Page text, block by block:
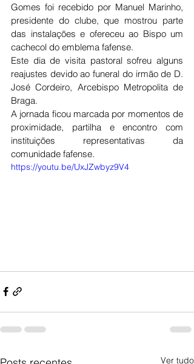
Gomes foi recebido por Manuel Marinho,
presidente do clube, que mostrou parte
das instalações e ofereceu ao Bispo um
cachecol do emblema fafense.
Este dia de visita pastoral sofreu alguns
reajustes devido ao funeral do irmão de D.
José Cordeiro, Arcebispo Metropolita de
Braga.
A jornada ficou marcada por momentos de
proximidade, partilha e encontro com
instituições representativas da
comunidade fafense.
https://youtu.be/UxJZwbyz9V4
Ver tudo